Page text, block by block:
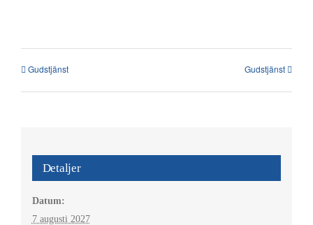
العربية / Arabic
Gudstjänst Gudstjänst
Detaljer
Datum:
7 augusti 2027